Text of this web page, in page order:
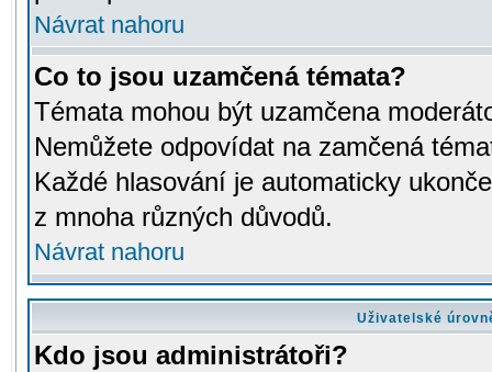
Návrat nahoru
Co to jsou uzamčená témata?
Témata mohou být uzamčena
Nemůžete odpovídat na zamčená
Každé hlasování je automaticky
z mnoha různých důvodů.
Návrat nahoru
Uživatelské
Kdo jsou administrátoři?